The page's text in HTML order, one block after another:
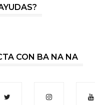
CON BA NA NA